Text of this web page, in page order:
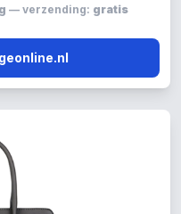
— verzending: gratis